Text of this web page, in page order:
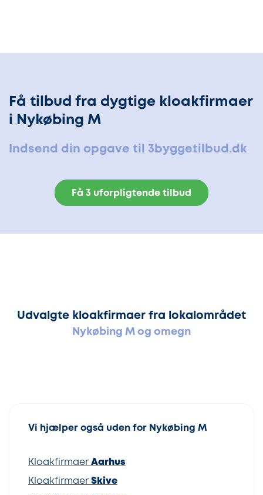
Få tilbud fra dygtige kloakfirmaer
i Nykøbing M
Indsend din opgave til 3byggetilbud.dk
Få 3 uforpligtende tilbud
Udvalgte kloakfirmaer fra lokalområdet
Nykøbing M og omegn
Vi hjælper også uden for Nykøbing M
Kloakfirmaer Aarhus
Kloakfirmaer Skive